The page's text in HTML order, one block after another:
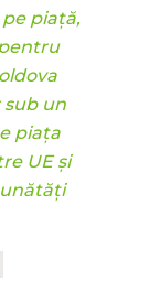
piață,
sub un
piața
UE și